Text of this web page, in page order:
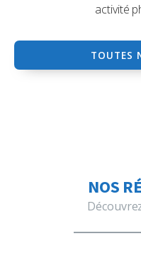
activité
TOUTES
NOS